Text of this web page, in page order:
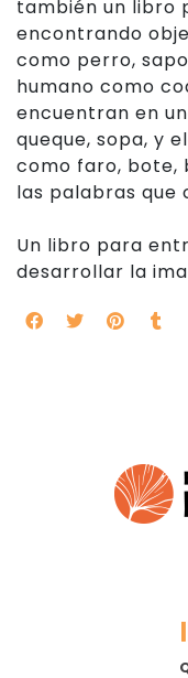
también un libro
encontrando
como perro,
humano como
encuentran en
queque, sopa, y
como faro, bote,
las palabras que
Un libro para
desarrollar la